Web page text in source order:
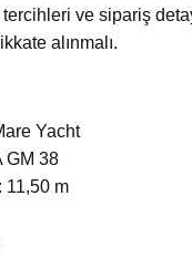
ve sipariş
alınmalı.
Yacht
GM 38
11,50 m